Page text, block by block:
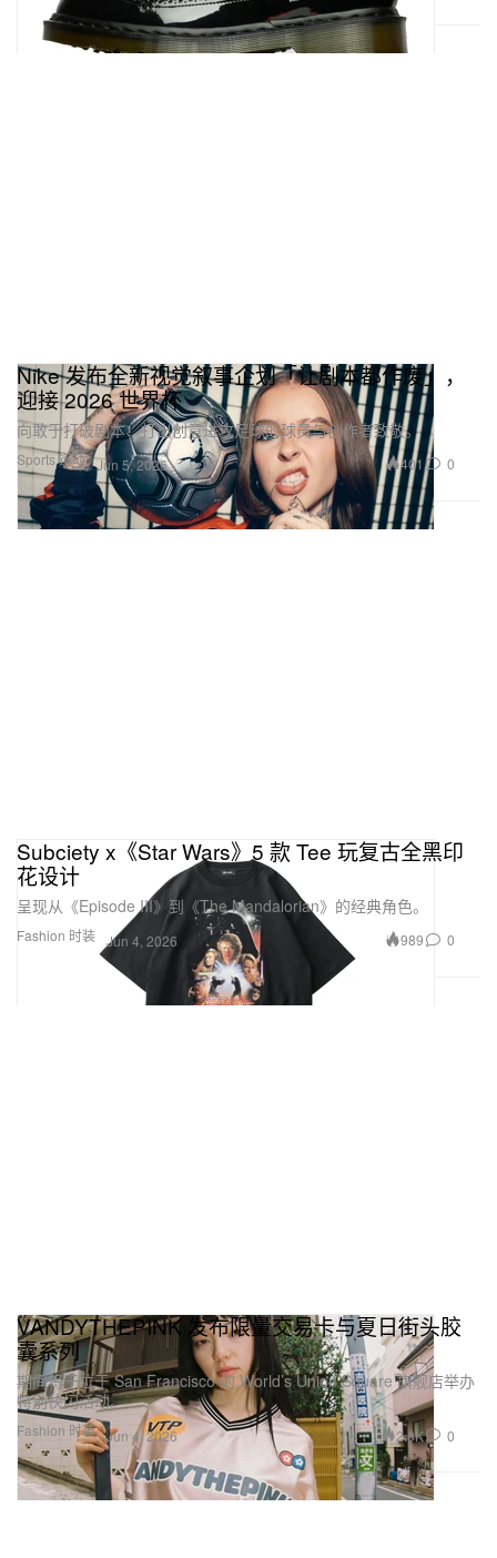
Sports 运动
Nike 发布全新视觉叙事企划「让剧本都作废」，
迎接 2026 世界杯
向敢于打破剧本、打出创意进攻足球的球员与创作者致敬。
Jun 5, 2026 401 0
Fashion 时装
Subciety x《Star Wars》5 款 Tee 玩复古全黑印
花设计
呈现从《Episode III》到《The Mandalorian》的经典角色。
Jun 4, 2026 989 0
Fashion 时装
VANDYTHEPINK 发布限量交易卡与夏日街头胶
囊系列
期间将于位于 San Francisco 的 World’s Union Square 旗舰店举办
特别快闪活动。
Jun 4, 2026 2.0K 0